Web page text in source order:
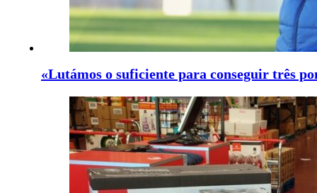
«Lutámos o suficiente para conseguir três